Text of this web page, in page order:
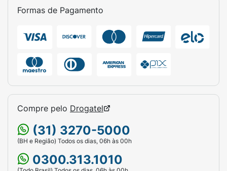
Formas de Pagamento
Compre pelo Drogatel
(31) 3270-5000
(BH e Região) Todos os dias, 06h às 00h
0300.313.1010